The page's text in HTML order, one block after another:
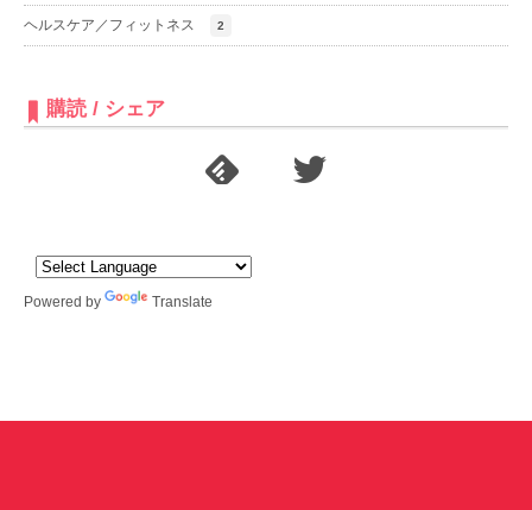
ヘルスケア／フィットネス 2
購読 / シェア
Powered by Translate